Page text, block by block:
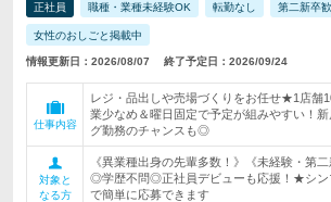
正社員 職種・業種未経験OK 転勤なし 第二新卒
女性のおしごと掲載中
情報更新日：2026/08/07 終了予定日：2026/09/24
仕事内容
レジ・品出しや売場づくりをお任せ★1店舗
業少なめ＆曜日固定で予定が組みやすい！
グ勤務のチャンスも◎
対象と
なる方
《異業種出身の先輩多数！》《未経験・第二
◎学歴不問◎正社員デビューも応援！★シン
で簡単に応募できます